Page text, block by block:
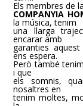
Els membres de la
COMPANYIA
la música, tenim
una llarga
encarar amb
garanties
ens espera.
Però també
i que
els somnis,
nosaltres en
tenim moltes,